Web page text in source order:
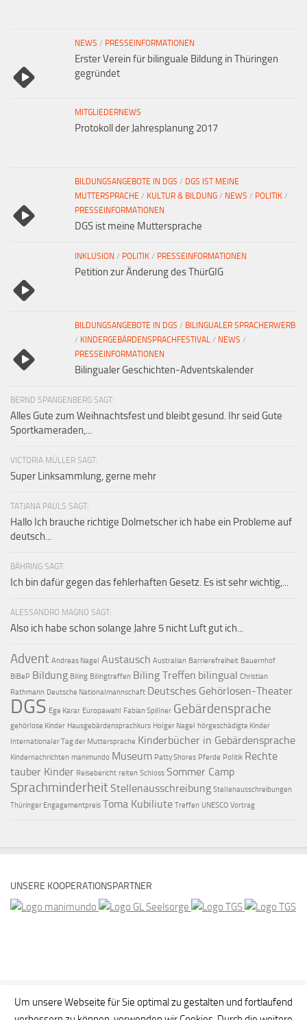
NEWS / PRESSEINFORMATIONEN
Erster Verein für bilinguale Bildung in Thüringen
gegründet
MITGLIEDERNEWS
Protokoll der Jahresplanung 2017
BILDUNGSANGEBOTE IN DGS / DGS IST MEINE
MUTTERSPRACHE / KULTUR & BILDUNG / NEWS / POLITIK /
PRESSEINFORMATIONEN
DGS ist meine Muttersprache
INKLUSION / POLITIK / PRESSEINFORMATIONEN
Petition zur Änderung des ThürGIG
BILDUNGSANGEBOTE IN DGS / BILINGUALER SPRACHERWERB
/ KINDERGEBÄRDENSPRACHFESTIVAL / NEWS /
PRESSEINFORMATIONEN
Bilingualer Geschichten-Adventskalender
BERND SPANGENBERG SAGT:
Alles Gute zum Weihnachtsfest und bleibt gesund. Ihr seid Gute
Sportkameraden,...
VICTORIA MÜLLER SAGT:
Super Linksammlung, gerne mehr
TATJANA PAULS SAGT:
Hallo Ich brauche richtige Dolmetscher ich habe ein Probleme auf
deutsch...
BÄHRING SAGT:
Ich bin dafür gegen das fehlerhaften Gesetz. Es ist sehr wichtig,...
ALESSANDRO MAGNO SAGT:
Also ich habe schon solange Jahre 5 nicht Luft gut ich...
Advent Andreas Nagel Austausch Australian Barrierefreiheit Bauernhof
BiBeP Bildung Biling Bilingtreffen Biling Treffen bilingual Christian
Rathmann Deutsche Nationalmannschaft Deutsches Gehörlosen-Theater
DGS Ege Karar Europawahl Fabian Spillner Gebärdensprache
gehörlose Kinder Hausgebärdensprachkurs Holger Nagel
hörgeschädigte Kinder
Internationaler Tag der Muttersprache Kinderbücher in Gebärdensprache
Kindernachrichten manimundo Museum Patty Shores Pferde Politik Rechte
tauber Kinder Reisebericht reiten Schloss Sommer Camp
Sprachminderheit Stellenausschreibung Stellenausschreibungen
Thüringer Engagementpreis Toma Kubiliute Treffen UNESCO Vortrag
UNSERE KOOPERATIONSPARTNER
Um unsere Webseite für Sie optimal zu gestalten und fortlaufend